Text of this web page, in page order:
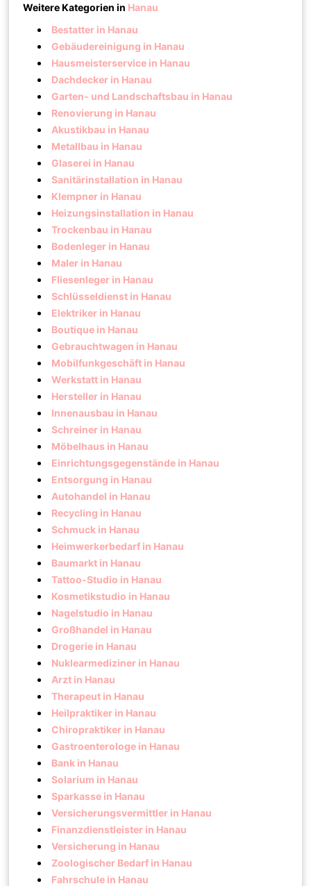
Weitere Kategorien in Hanau
Bestatter in Hanau
Gebäudereinigung in Hanau
Hausmeisterservice in Hanau
Dachdecker in Hanau
Garten- und Landschaftsbau in Hanau
Renovierung in Hanau
Akustikbau in Hanau
Metallbau in Hanau
Glaserei in Hanau
Sanitärinstallation in Hanau
Klempner in Hanau
Heizungsinstallation in Hanau
Trockenbau in Hanau
Bodenleger in Hanau
Maler in Hanau
Fliesenleger in Hanau
Schlüsseldienst in Hanau
Elektriker in Hanau
Boutique in Hanau
Gebrauchtwagen in Hanau
Mobilfunkgeschäft in Hanau
Werkstatt in Hanau
Hersteller in Hanau
Innenausbau in Hanau
Schreiner in Hanau
Möbelhaus in Hanau
Einrichtungsgegenstände in Hanau
Entsorgung in Hanau
Autohandel in Hanau
Recycling in Hanau
Schmuck in Hanau
Heimwerkerbedarf in Hanau
Baumarkt in Hanau
Tattoo-Studio in Hanau
Kosmetikstudio in Hanau
Nagelstudio in Hanau
Großhandel in Hanau
Drogerie in Hanau
Nuklearmediziner in Hanau
Arzt in Hanau
Therapeut in Hanau
Heilpraktiker in Hanau
Chiropraktiker in Hanau
Gastroenterologe in Hanau
Bank in Hanau
Solarium in Hanau
Sparkasse in Hanau
Versicherungsvermittler in Hanau
Finanzdienstleister in Hanau
Versicherung in Hanau
Zoologischer Bedarf in Hanau
Fahrschule in Hanau